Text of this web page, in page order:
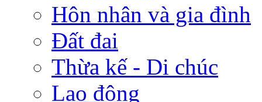
Hôn nhân và gia đình
Đất đai
Thừa kế - Di chúc
Lao động